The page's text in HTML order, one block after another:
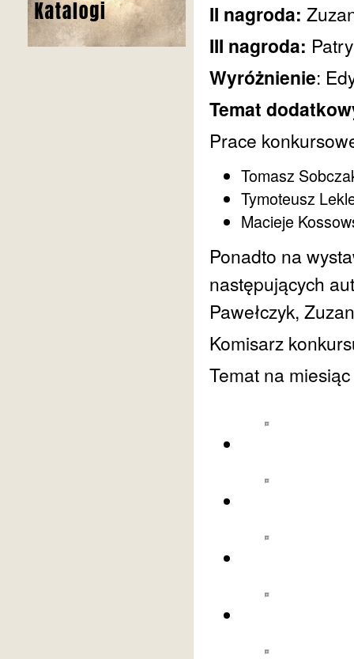
II nagroda:
III nagroda:
Wyróżnienie:
Temat
Prace
Tomasz
Tymoteusz
Macieje
Ponadto na
następujących
Pawełczyk,
Komisarz
Temat na